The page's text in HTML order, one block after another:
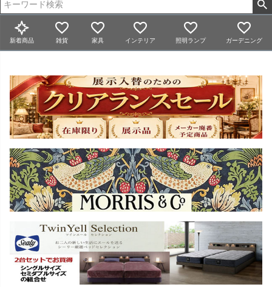
新着商品 雑貨 家具 インテリア 照明ランプ ガーデニング